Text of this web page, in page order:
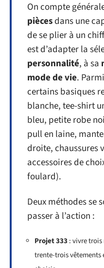
On compte
piècesdans une
de se plier à un
est d’adapter la
personnalité, à sa
mode de vie.
certains basiques
blanche, tee-shirt
bleu, petite robe
pull en laine,
droite, chaussures
accessoires de
foulard).
Deux méthodes se
passer à l’action :
Projet 333: vivre trois
trente-trois vêtements